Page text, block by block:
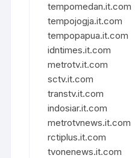
tempomedan.it.com
tempojogja.it.com
tempopapua.it.com
idntimes.it.com
metrotv.it.com
sctv.it.com
transtv.it.com
indosiar.it.com
metrotvnews.it.com
rctiplus.it.com
tvonenews.it.com